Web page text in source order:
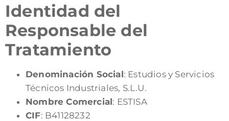
Identidad del
Responsable del
Tratamiento
Denominación Social: Estudios y Servicios
Técnicos Industriales, S.L.U.
Nombre Comercial: ESTISA
CIF: B41128232